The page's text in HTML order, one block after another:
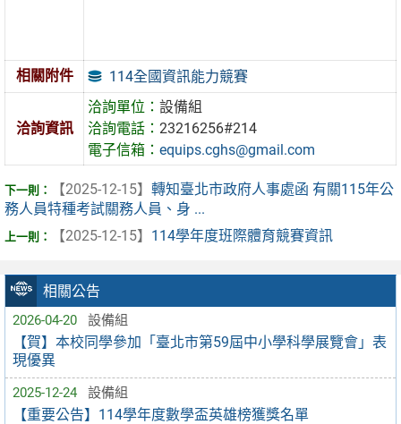
相關公告
2026-04-20 設備組
【賀】本校同學參加「臺北市第59屆中小學科學展覽會」表
現優異
2025-12-24 設備組
【重要公告】114學年度數學盃英雄榜獲獎名單
相關附件 114全國資訊能力競賽
洽詢資訊
洽詢單位：設備組
洽詢電話：23216256#214
電子信箱：equips.cghs@gmail.com
【2025-12-15】 轉知臺北市政府人事處函 有關115年公
務人員特種考試關務人員、身 ...
【2025-12-15】 114學年度班際體育競賽資訊